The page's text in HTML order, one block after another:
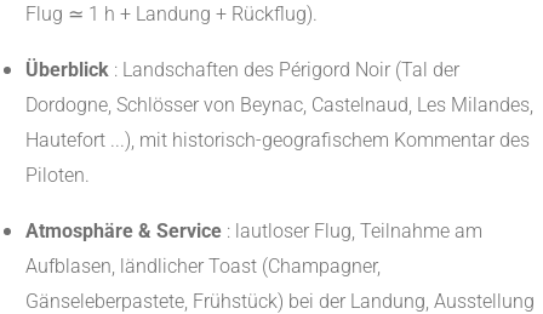
Flug ≃ 1 h + Landung + Rückflug).
Überblick : Landschaften des Périgord Noir (Tal der
Dordogne, Schlösser von Beynac, Castelnaud, Les Milandes,
Hautefort ...), mit historisch-geografischem Kommentar des
Piloten.
Atmosphäre & Service : lautloser Flug, Teilnahme am
Aufblasen, ländlicher Toast (Champagner,
Gänseleberpastete, Frühstück) bei der Landung, Ausstellung